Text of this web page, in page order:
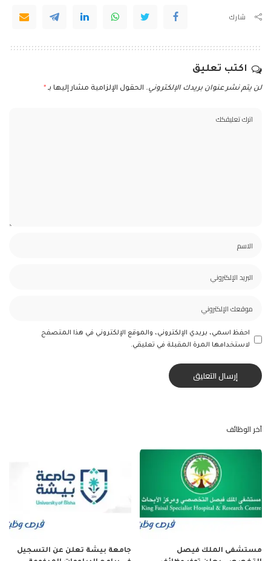
شارك
اكتب تعليق
لن يتم نشر عنوان بريدك الإلكتروني. الحقول الإلزامية مشار إليها بـ *
احفظ اسمي، بريدي الإلكتروني، والموقع الإلكتروني في هذا المتصفح
لاستخدامها المرة المقبلة في تعليقي.
آخر الوظائف
مستشفى الملك فيصل
جامعة بيشة تعلن عن التسجيل